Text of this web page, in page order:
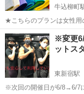
牛込柳町
★こちらのプランは女性用
掲載がございますので、そちら
ルカラー診断 ♦︎顔タイプ診断 ♦︎骨格診断
でご提供中です。 ...
東京 新宿区 牛込
※変更
ットス
東新宿駅
※次回の開催日が6/8→6/7に変更にな